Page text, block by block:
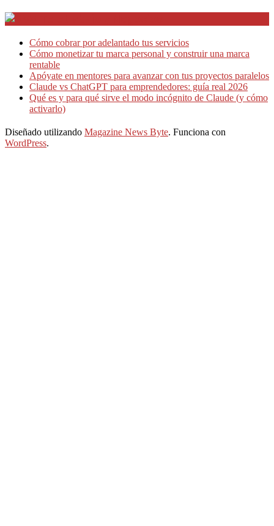
Cómo cobrar por adelantado tus servicios
Cómo monetizar tu marca personal y construir una marca
rentable
Apóyate en mentores para avanzar con tus proyectos paralelos
Claude vs ChatGPT para emprendedores: guía real 2026
Qué es y para qué sirve el modo incógnito de Claude (y cómo
activarlo)
Diseñado utilizando Magazine News Byte. Funciona con
WordPress.